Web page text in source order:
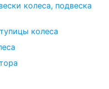
колеса, подвеска
колеса